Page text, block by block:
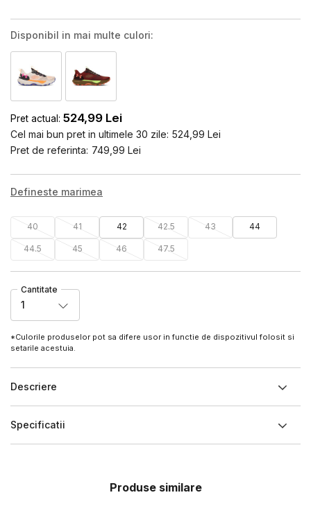
Disponibil in mai multe culori:
Pret actual: 524,99 Lei
Cel mai bun pret in ultimele 30 zile: 524,99 Lei
Pret de referinta: 749,99 Lei
Defineste marimea
40 41 42 42.5 43 44
44.5 45 46 47.5
Cantitate
1
*Culorile produselor pot sa difere usor in functie de dispozitivul folosit si
setarile acestuia.
Descriere
Specificatii
Produse similare